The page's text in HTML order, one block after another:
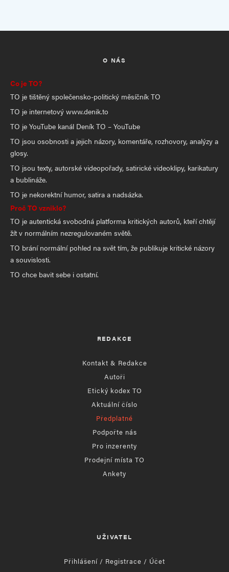
O NÁS
Co je TO?
TO je tištěný společensko-politický měsíčník TO
TO je internetový www.denik.to
TO je YouTube kanál Deník TO – YouTube
TO jsou osobnosti a jejich názory, komentáře, rozhovory, analýzy a
glosy.
TO jsou texty, autorské videopořady, satirické videoklipy, karikatury
a bublináže.
TO je nekorektní humor, satira a nadsázka.
Proč TO vzniklo?
TO je autentická svobodná platforma kritických autorů, kteří chtějí
žít v normálním nezregulovaném světě.
TO brání normální pohled na svět tím, že publikuje kritické názory
a souvislosti.
TO chce bavit sebe i ostatní.
REDAKCE
Kontakt & Redakce
Autoři
Etický kodex TO
Aktuální číslo
Předplatné
Podpořte nás
Pro inzerenty
Prodejní místa TO
Ankety
UŽIVATEL
Přihlášení / Registrace / Účet